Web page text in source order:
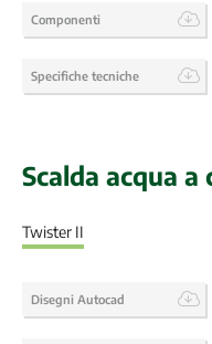
Componenti
Specifiche tecniche
Scalda acqua a
Twister II
Disegni Autocad